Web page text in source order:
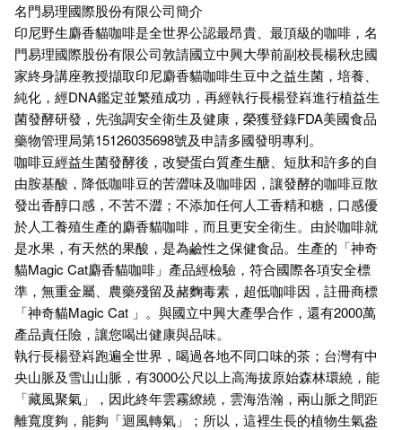
名門易理國際股份有限公司簡介
印尼野生麝香貓咖啡是全世界公認最昂貴、最頂級的咖啡，名
門易理國際股份有限公司敦請國立中興大學前副校長楊秋忠國
家終身講座教授擷取印尼麝香貓咖啡生豆中之益生菌，培養、
純化，經DNA鑑定並繁殖成功，再經執行長楊登嵙進行植益生
菌發酵研發，先強調安全衛生及健康，榮獲登錄FDA美國食品
藥物管理局第15126035698號及申請多國發明專利。
咖啡豆經益生菌發酵後，改變蛋白質產生醣、短肽和許多的自
由胺基酸，降低咖啡豆的苦澀味及咖啡因，讓發酵的咖啡豆散
發出香醇口感，不苦不澀；不添加任何人工香精和糖，口感優
於人工養殖生產的麝香貓咖啡，而且更安全衛生。由於咖啡就
是水果，有天然的果酸，是為鹼性之保健食品。生產的「神奇
貓Magic Cat麝香貓咖啡」產品經檢驗，符合國際各項安全標
準，無重金屬、農藥殘留及赭麴毒素，超低咖啡因，註冊商標
「神奇貓Magic Cat 」。與國立中興大產學合作，還有2000萬
產品責任險，讓您喝出健康與品味。
執行長楊登嵙跑遍全世界，喝過各地不同口味的茶；台灣有中
央山脈及雪山山脈，有3000公尺以上高海拔原始森林環繞，能
「藏風聚氣」，因此終年雲霧繚繞，雲海浩瀚，兩山脈之間距
離寬度夠，能夠「迴風轉氣」；所以，這裡生長的植物生氣盎